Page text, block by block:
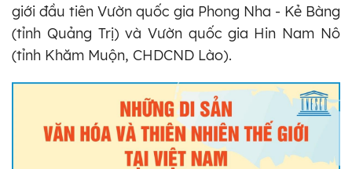
giới đầu tiên Vườn quốc gia Phong Nha - Kẻ Bàng
(tỉnh Quảng Trị) và Vườn quốc gia Hin Nam Nô
(tỉnh Khăm Muộn, CHDCND Lào).